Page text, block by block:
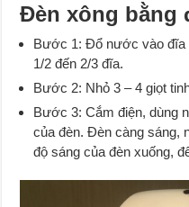
Đèn xông bằng
Bước 1: Đổ nước vào đĩa
1/2 đến 2/3 đĩa.
Bước 2: Nhỏ 3 – 4 giọt
Bước 3: Cắm điện, dùng
của đèn. Đèn càng sáng,
độ sáng của đèn xuống,